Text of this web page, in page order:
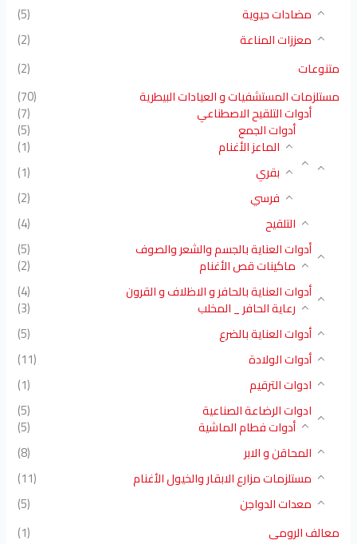
مضادات حيوية
(5)
معززات المناعة
(2)
متنوعات
(2)
مستلزمات المستشفيات و العيادات البيطرية
(70)
أدوات التلقيح الاصطناعي (7)
أدوات الجمع (5)
الماعز الأغنام
(1)
بقري
(1)
فرسي
(2)
التلقيح
(4)
أدوات العناية بالجسم والشعر والصوف
(5)
ماكينات قص الأغنام
(2)
أدوات العناية بالحافر و الاظلاف و القرون
(4)
رعاية الحافر _ المخلب
(3)
أدوات العناية بالضرع
(5)
أدوات الولادة
(11)
ادوات الترقيم
(1)
ادوات الرضاعة الصناعية
(5)
أدوات فطام الماشية
(5)
المحاقن و الابر
(8)
مستلزمات مزارع الابقار والخيول الأغنام
(11)
معدات الدواجن
(5)
معالف الرومى
(1)